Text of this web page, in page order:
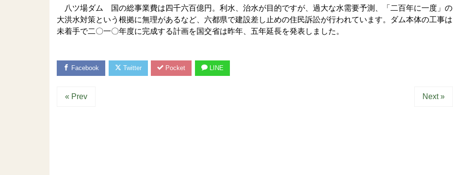
八ツ場ダム 国の総事業費は四千六百億円。利水、治水が目的ですが、過大な水需要予測、「二百年に一度」の
大洪水対策という根拠に無理があるなど、六都県で建設差し止めの住民訴訟が行われています。ダム本体の工事は
未着手で二〇一〇年度に完成する計画を国交省は昨年、五年延長を発表しました。
Facebook Twitter Pocket LINE
« Prev Next »